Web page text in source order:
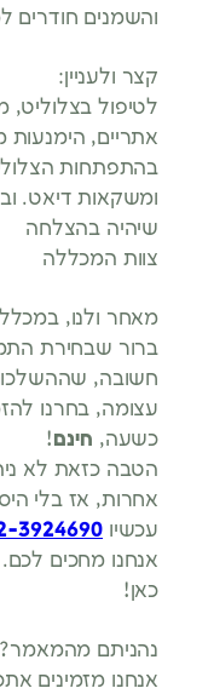
והשמנים חודרים
קצר ולעניין:
לטיפול
אתריים, הימנעות
בהתפתחות
ומשקאות דיאט.
שיהיה בהצלחה
צוות המכללה
מאחר ולנו,
ברור שבחירת
חשובה,
עצומה, בחרנו
כשעה, חינם!
הטבה כזאת לא
אחרות, אז בלי
עכשיו 3924690
אנחנו מחכים
כאן!
נהניתם מהמאמר?
אנחנו מזמינים